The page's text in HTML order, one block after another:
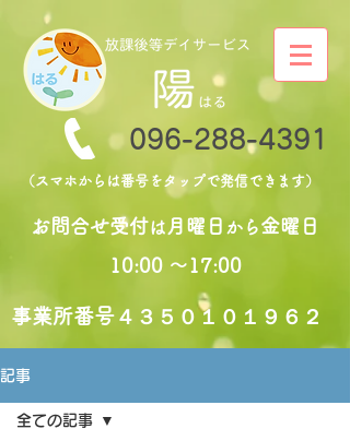
096-288-4391
（スマホからは番号をタップで発信できます）
お問合せ受付は 月曜日 から金曜日
10:00 〜17:00
​事業所番号４３５０１０１９６２
記事
全ての記事